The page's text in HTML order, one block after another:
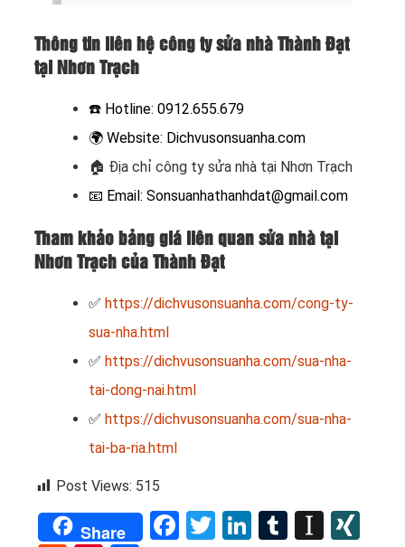
Thông tin liên hệ công ty sửa nhà Thành Đạt
tại Nhơn Trạch
☎️ Hotline: 0912.655.679
🌍 Website: Dichvusonsuanha.com
🏠 Địa chỉ công ty sửa nhà tại Nhơn Trạch
📧 Email: Sonsuanhathanhdat@gmail.com
Tham khảo bảng giá liên quan sửa nhà tại
Nhơn Trạch của Thành Đạt
✅ https://dichvusonsuanha.com/cong-ty-
sua-nha.html
✅ https://dichvusonsuanha.com/sua-nha-
tai-dong-nai.html
✅ https://dichvusonsuanha.com/sua-nha-
tai-ba-ria.html
Post Views: 515
Share Facebook
TwitterLinkedIn
Tumblr